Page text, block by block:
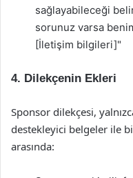
sağlayabileceği
sorunuz varsa
[İletişim bilgileri]"
4. Dilekçenin Ekleri
Sponsor dilekçesi,
destekleyici belgeler ile
arasında: